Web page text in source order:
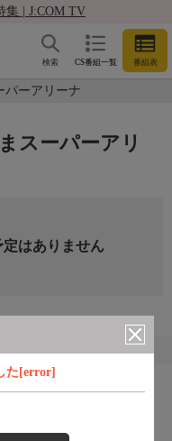
集 | J:COM TV
CS番組一覧 番組表
検索
パーアリーナ
た[error]
スーパーアリ
はありません